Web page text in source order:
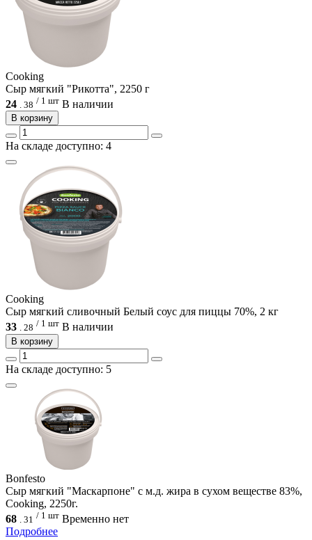
Cooking
Сыр мягкий "Рикотта", 2250 г
24 . 38 / 1 шт В наличии
В корзину
На складе доступно: 4
Cooking
Сыр мягкий сливочный Белый соус для пиццы 70%, 2 кг
33 . 28 / 1 шт В наличии
В корзину
На складе доступно: 5
Bonfesto
Сыр мягкий "Маскарпоне" с м.д. жира в сухом веществе 83%,
Cooking, 2250г.
68
31 / 1 шт Временно нет
Подробнее